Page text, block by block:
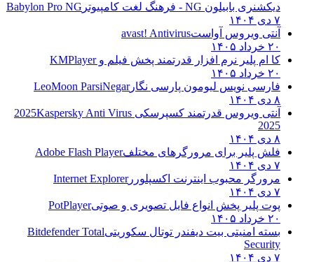
دیکشنری بابیلون NG - فرهنگ لغت کامپیوتر
Babylon Pro NG
۷ دی ۱۴۰۴
آنتی ویروس آواستavast! Antivirus
۲۰ خرداد ۱۴۰۵
کا ام پلیر نرم افزار قدرتمند پخش فیلم وKMPlayer
۲۰ خرداد ۱۴۰۵
فارسی نویس لیومون پارسی نگارLeoMoon ParsiNegar
۸ دی ۱۴۰۴
آنتی ویروس قدرتمند کسپرسکی 2025 Kaspersky Anti Virus
2025
۸ دی ۱۴۰۴
فلش پلیر برای مرورگرهای مختلفAdobe Flash Player
۷ دی ۱۴۰۴
مرورگر محبوب اینترنت اکسپلوررInternet Explorer
۷ دی ۱۴۰۴
پوت پلیر پخش انواع فایل تصویری و صوتیPotPlayer
۲۰ خرداد ۱۴۰۵
بسته امنیتی بیت دیفندر توتال سکوریتیBitdefender Total
Security
۷ دی ۱۴۰۴